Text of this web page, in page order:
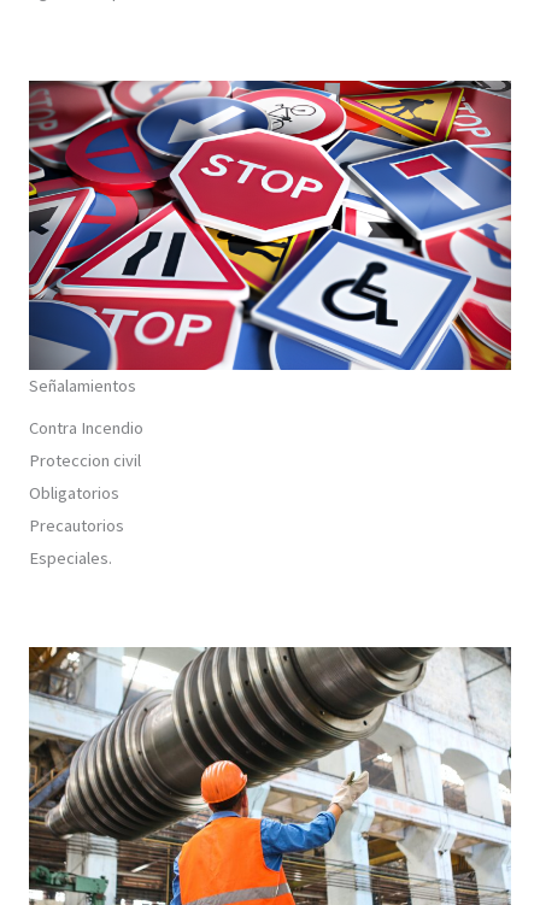
Señalamientos
Contra Incendio
Proteccion civil
Obligatorios
Precautorios
Especiales.